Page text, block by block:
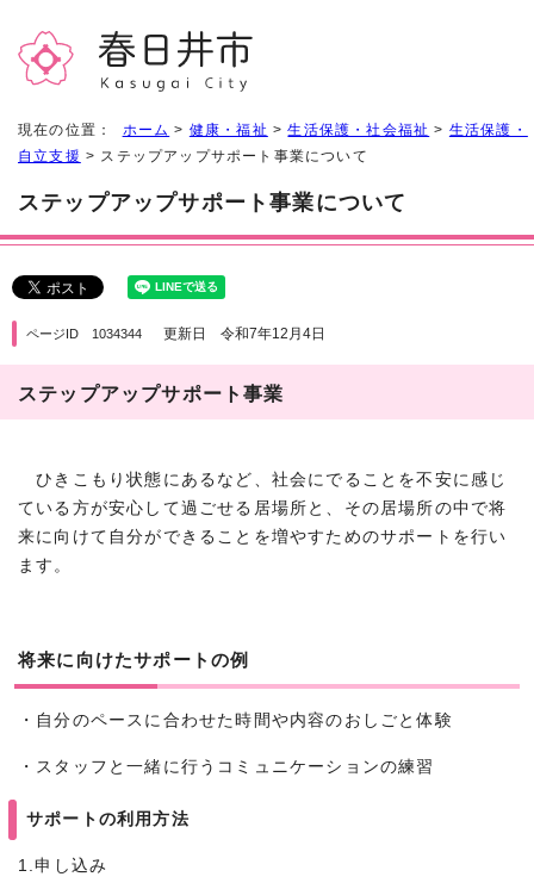
現在の位置： ホーム > 健康・福祉 >生活保護・社会福祉 > 生活保護・
自立支援 > ステップアップサポート事業について
ステップアップサポート事業について
ページID 1034344 更新日 令和7年12月4日
ステップアップサポート事業
ひきこもり状態にあるなど、社会にでることを不安に感じ
ている方が安心して過ごせる居場所と、その居場所の中で将
来に向けて自分ができることを増やすためのサポートを行い
ます。
将来に向けたサポートの例
・自分のペースに合わせた時間や内容のおしごと体験
・スタッフと一緒に行うコミュニケーションの練習
サポートの利用方法
1.申し込み